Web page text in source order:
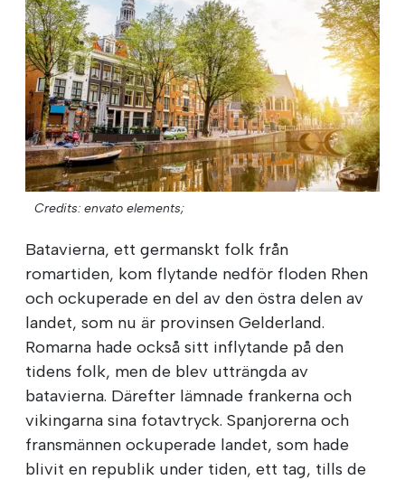
Credits: envato elements;
Batavierna, ett germanskt folk från
romartiden, kom flytande nedför floden Rhen
och ockuperade en del av den östra delen av
landet, som nu är provinsen Gelderland.
Romarna hade också sitt inflytande på den
tidens folk, men de blev utträngda av
batavierna. Därefter lämnade frankerna och
vikingarna sina fotavtryck. Spanjorerna och
fransmännen ockuperade landet, som hade
blivit en republik under tiden, ett tag, tills de